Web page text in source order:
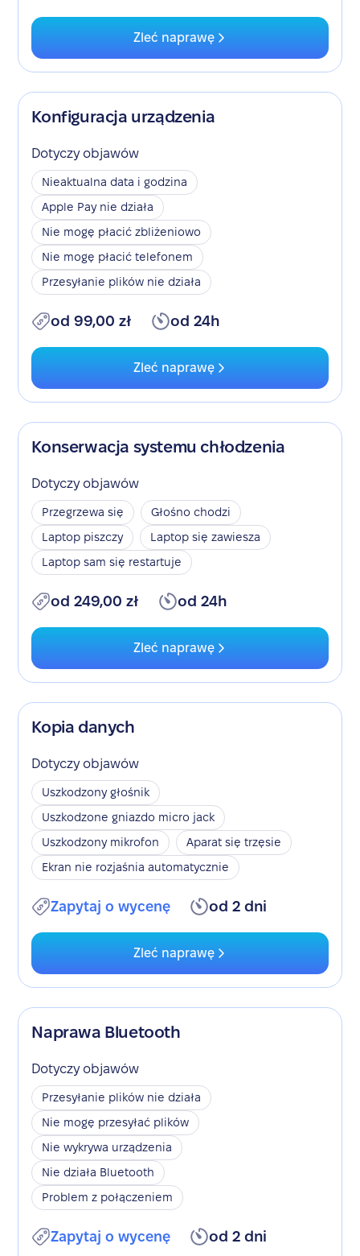
Zleć naprawę
Konfiguracja urządzenia
Dotyczy objawów
Nieaktualna data i godzina
Apple Pay nie działa
Nie mogę płacić zbliżeniowo
Nie mogę płacić telefonem
Przesyłanie plików nie działa
od 99,00 zł od 24h
Zleć naprawę
Konserwacja systemu chłodzenia
Dotyczy objawów
Przegrzewa się
Głośno chodzi
Laptop piszczy
Laptop się zawiesza
Laptop sam się restartuje
od 249,00 zł od 24h
Zleć naprawę
Kopia danych
Dotyczy objawów
Uszkodzony głośnik
Uszkodzone gniazdo micro jack
Uszkodzony mikrofon
Aparat się trzęsie
Ekran nie rozjaśnia automatycznie
Zapytaj o wycenę od 2 dni
Zleć naprawę
Naprawa Bluetooth
Dotyczy objawów
Przesyłanie plików nie działa
Nie mogę przesyłać plików
Nie wykrywa urządzenia
Nie działa Bluetooth
Problem z połączeniem
Zapytaj o wycenę od 2 dni